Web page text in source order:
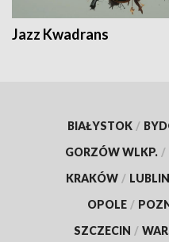
Jazz Kwadrans
BIAŁYSTOK /
GORZÓW WLKP. /
KRAKÓW / LUBLIN
OPOLE /
SZCZECIN /